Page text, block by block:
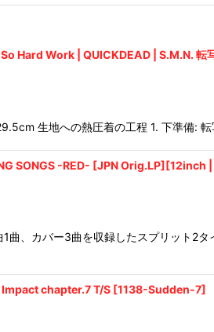
Hard Work | QUICKDEAD | S.M.N. 転
生地への熱圧着の工程 1. 下準備:
SONGS -RED- [JPN Orig.LP][12inch |
曲、カバー3曲を収録したスプリット2
chapter.7 T/S [1138-Sudden-7]